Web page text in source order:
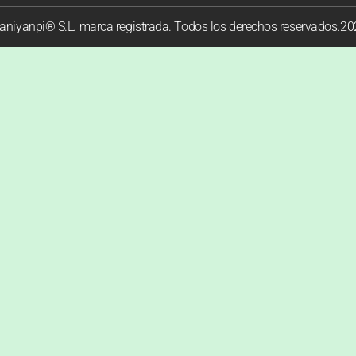
S.L. marca registrada. Todos los derechos